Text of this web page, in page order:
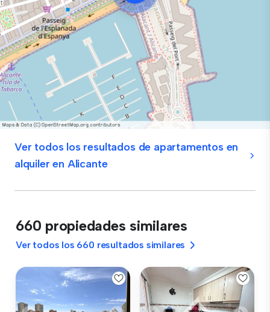
Ver todos los resultados de apartamentos en
alquiler en Alicante
660 propiedades similares
Ver todos los 660 resultados similares